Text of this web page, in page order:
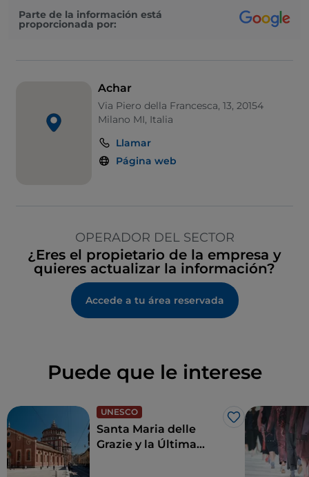
Parte de la información está
proporcionada por:
Achar
Via Piero della Francesca, 13, 20154
Milano MI, Italia
Llamar
Página web
OPERADOR DEL SECTOR
¿Eres el propietario de la empresa y
quieres actualizar la información?
Accede a tu área reservada
Puede que le interese
UNESCO
Me gusta
Santa Maria delle
Grazie y la Última